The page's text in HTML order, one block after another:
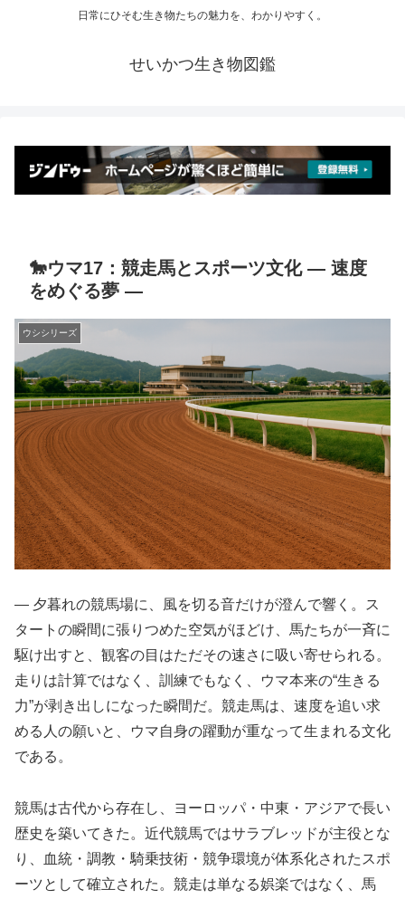
日常にひそむ生き物たちの魅力を、わかりやすく。
せいかつ生き物図鑑
🐎ウマ17：競走馬とスポーツ文化 ― 速度
をめぐる夢 ―
ウシシリーズ
― 夕暮れの競馬場に、風を切る音だけが澄んで響く。ス
タートの瞬間に張りつめた空気がほどけ、馬たちが一斉に
駆け出すと、観客の目はただその速さに吸い寄せられる。
走りは計算ではなく、訓練でもなく、ウマ本来の“生きる
力”が剥き出しになった瞬間だ。競走馬は、速度を追い求
める人の願いと、ウマ自身の躍動が重なって生まれる文化
である。
競馬は古代から存在し、ヨーロッパ・中東・アジアで長い
歴史を築いてきた。近代競馬ではサラブレッドが主役とな
り、血統・調教・騎乗技術・競争環境が体系化されたスポ
ーツとして確立された。競走は単なる娯楽ではなく、馬